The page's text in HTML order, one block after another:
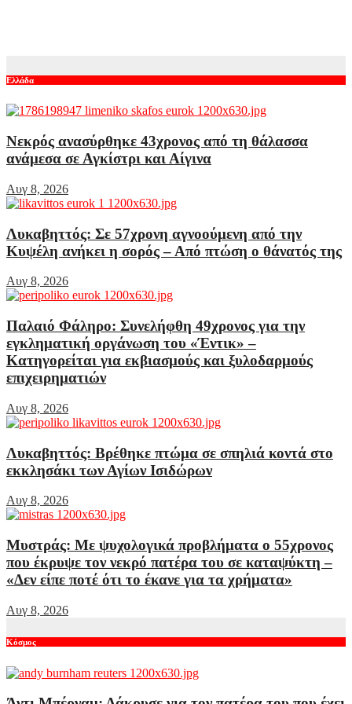
Ελλάδα
Νεκρός ανασύρθηκε 43χρονος από τη θάλασσα
ανάμεσα σε Αγκίστρι και Αίγινα
Αυγ 8, 2026
Λυκαβηττός: Σε 57χρονη αγνοούμενη από την
Κυψέλη ανήκει η σορός – Από πτώση ο θάνατός της
Αυγ 8, 2026
Παλαιό Φάληρο: Συνελήφθη 49χρονος για την
εγκληματική οργάνωση του «Έντικ» –
Κατηγορείται για εκβιασμούς και ξυλοδαρμούς
επιχειρηματιών
Αυγ 8, 2026
Λυκαβηττός: Βρέθηκε πτώμα σε σπηλιά κοντά στο
εκκλησάκι των Αγίων Ισιδώρων
Αυγ 8, 2026
Μυστράς: Με ψυχολογικά προβλήματα ο 55χρονος
που έκρυψε τον νεκρό πατέρα του σε καταψύκτη –
«Δεν είπε ποτέ ότι το έκανε για τα χρήματα»
Αυγ 8, 2026
Κόσμος